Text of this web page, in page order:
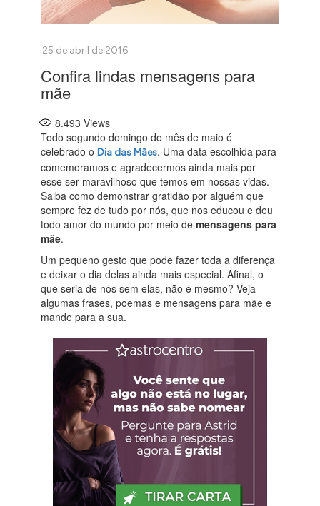
Confira lindas mensagens para
mãe
8.493 Views
Todo segundo domingo do mês de maio é
celebrado oDia das Mães. Uma data escolhida para
comemoramos e agradecermos ainda mais por
esse ser maravilhoso que temos em nossas vidas.
Saiba como demonstrar gratidão por alguém que
sempre fez de tudo por nós, que nos educou e deu
todo amor do mundo por meio demensagens para
mãe.
Um pequeno gesto que pode fazer toda a diferença
e deixar o dia delas ainda mais especial. Afinal, o
que seria de nós sem elas, não é mesmo? Veja
algumas frases, poemas e mensagens para mãe e
mande para a sua.